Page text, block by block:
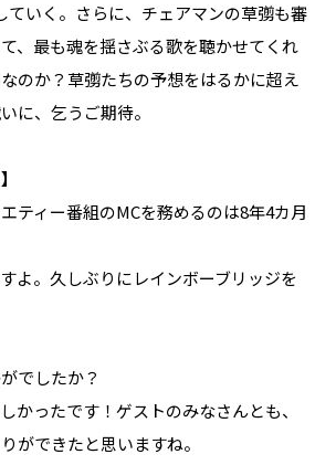
ていく。さらに、チェアマンの草彅も審
、最も魂を揺さぶる歌を聴かせてくれ
のか？草彅たちの予想をはるかに超え
に、乞うご期待。
エティー番組のMCを務めるのは8年4カ月
よ。久しぶりにレインボーブリッジを
でしたか？
かったです！ゲストのみなさんとも、
ができたと思いますね。